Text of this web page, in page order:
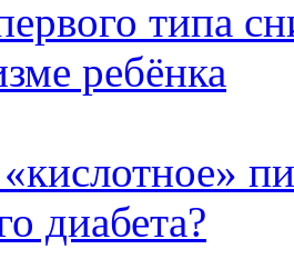
типа
ребёнка
диабета?